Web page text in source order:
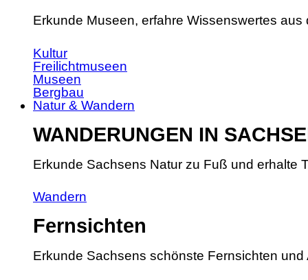
Erkunde Museen, erfahre Wissenswertes
Kultur
Freilichtmuseen
Museen
Bergbau
Natur & Wandern
WANDERUNGEN IN
Erkunde Sachsens Natur zu Fuß und erhalte
Wandern
Fernsichten
Erkunde Sachsens schönste Fernsichten und